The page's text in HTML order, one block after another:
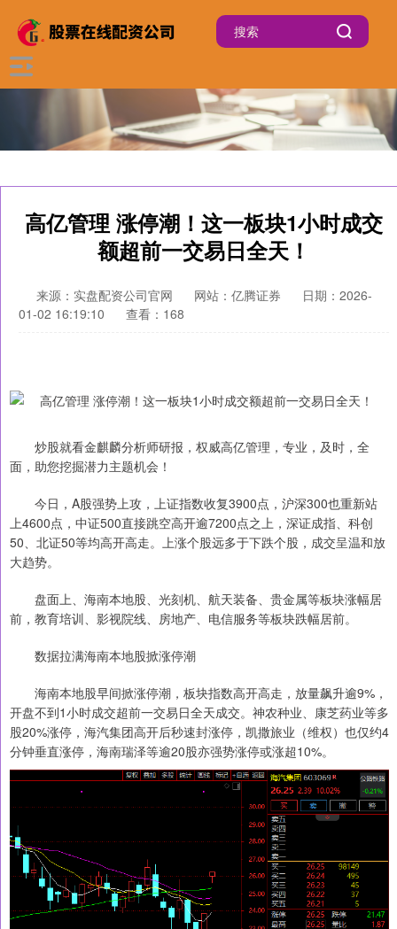
高亿管理 涨停潮！这一板块1小时成交
额超前一交易日全天！
来源：实盘配资公司官网 网站：亿腾证券
日期：2026-
01-02 16:19:10
查看：168
炒股就看金麒麟分析师研报，权威高亿管理，专业，及时，全
面，助您挖掘潜力主题机会！
今日，A股强势上攻，上证指数收复3900点，沪深300也重新站
上4600点，中证500直接跳空高开逾7200点之上，深证成指、科创
50、北证50等均高开高走。上涨个股远多于下跌个股，成交呈温和放
大趋势。
盘面上、海南本地股、光刻机、航天装备、贵金属等板块涨幅居
前，教育培训、影视院线、房地产、电信服务等板块跌幅居前。
数据拉满海南本地股掀涨停潮
海南本地股早间掀涨停潮，板块指数高开高走，放量飙升逾9%，
开盘不到1小时成交超前一交易日全天成交。神农种业、康芝药业等多
股20%涨停，海汽集团高开后秒速封涨停，凯撒旅业（维权）也仅约4
分钟垂直涨停，海南瑞泽等逾20股亦强势涨停或涨超10%。